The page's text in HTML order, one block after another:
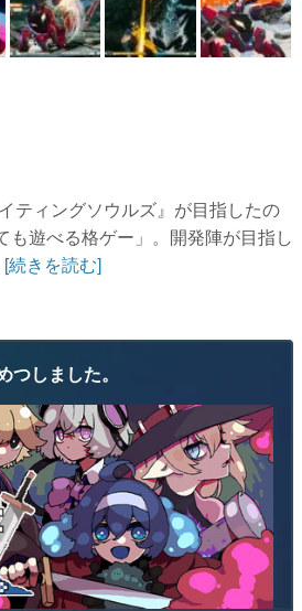
？
ティングソウルズ』が目指したの
も遊べる格ゲー」。開発陣が目指し
[続きを読む]
つしました。